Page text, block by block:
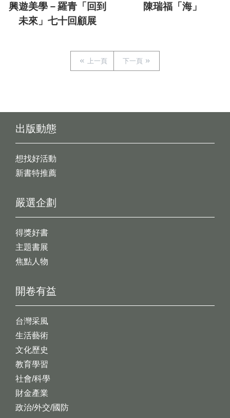
興遊美學－羅青「回到
未來」七十回顧展
陳瑞福「海」
上一頁 下一頁
出版動態
想找好活動
新書特推薦
開卷有益
台灣采風
生活藝術
文化歷史
教育學習
社會/科學
財金產業
政治/外交/國防
嚴選企劃
得獎好書
主題書展
焦點人物